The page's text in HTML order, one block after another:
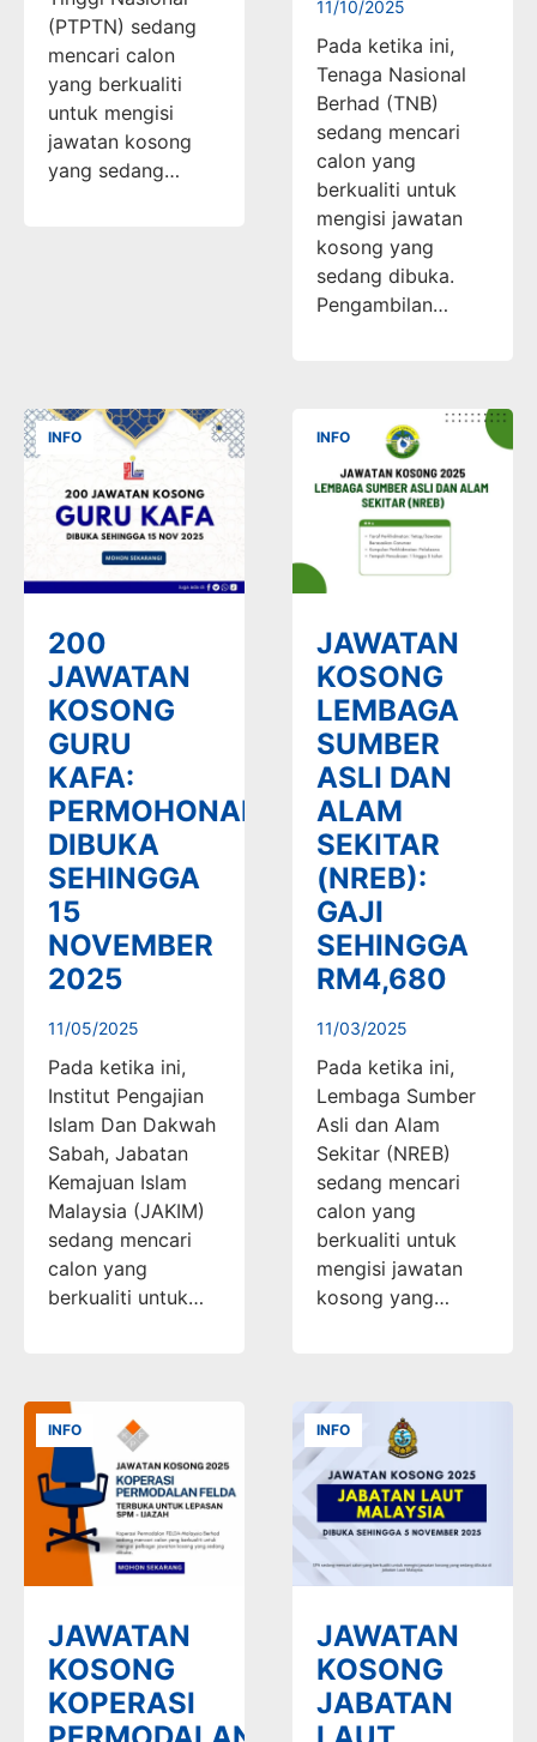
(PTPTN) sedang
mencari calon
yang berkualiti
untuk mengisi
jawatan kosong
yang sedang…
11/10/2025
Pada ketika ini,
Tenaga Nasional
Berhad (TNB)
sedang mencari
calon yang
berkualiti untuk
mengisi jawatan
kosong yang
sedang dibuka.
Pengambilan…
INFO
200
JAWATAN
KOSONG
GURU
KAFA:
PERMOHONAN
DIBUKA
SEHINGGA
15
NOVEMBER
2025
11/05/2025
Pada ketika ini,
Institut Pengajian
Islam Dan Dakwah
Sabah, Jabatan
Kemajuan Islam
Malaysia (JAKIM)
sedang mencari
calon yang
berkualiti untuk…
INFO
JAWATAN
KOSONG
LEMBAGA
SUMBER
ASLI DAN
ALAM
SEKITAR
(NREB):
GAJI
SEHINGGA
RM4,680
11/03/2025
Pada ketika ini,
Lembaga Sumber
Asli dan Alam
Sekitar (NREB)
sedang mencari
calon yang
berkualiti untuk
mengisi jawatan
kosong yang…
INFO
JAWATAN
KOSONG
KOPERASI
INFO
JAWATAN
KOSONG
JABATAN